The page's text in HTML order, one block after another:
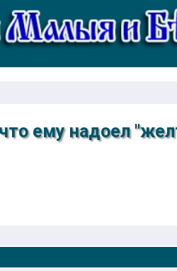
ему надоел